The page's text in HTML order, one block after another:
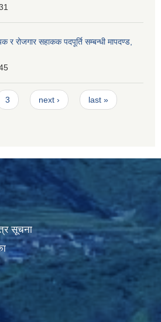
र रोजगार सहाकक पदपूर्ति सम्बन्धी मापदण्ड,
3 next › last »
सूचना